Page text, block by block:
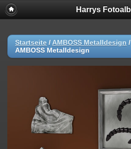
Harrys
Startseite / AMBOSS Metalldesign /
AMBOSS Metalldesign